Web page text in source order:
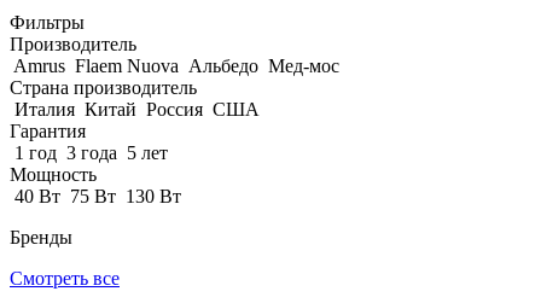
Фильтры
Производитель
Amrus Flaem Nuova Альбедо Мед-мос
Страна производитель
Италия Китай Россия США
Гарантия
1 год 3 года 5 лет
Мощность
40 Вт 75 Вт 130 Вт
Бренды
Смотреть все